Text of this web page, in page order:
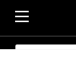
SEARCH